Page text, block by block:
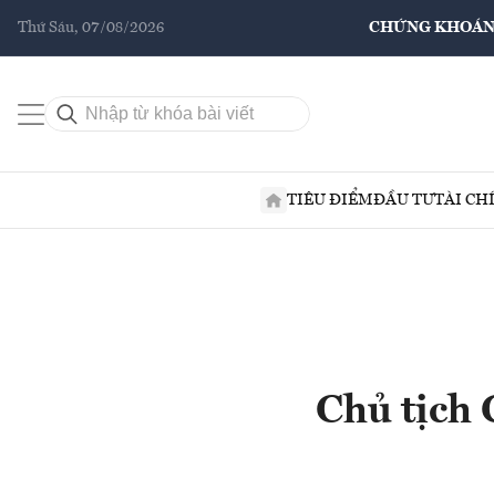
Thứ Sáu, 07/08/2026 CHỨNG KHOÁN
TIÊU ĐIỂMĐẦU TƯTÀI
Chủ tịch